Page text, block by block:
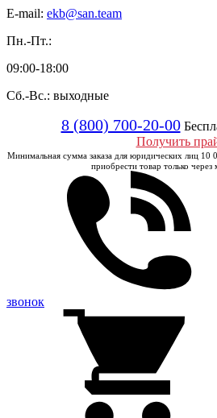
E-mail: ekb@san.team
Пн.-Пт.:
09:00-18:00
Сб.-Вс.: выходные
8 (800) 700-20-00
Получить
Минимальная сумма заказа для юридических лиц 10
приобрести товар только через
звонок